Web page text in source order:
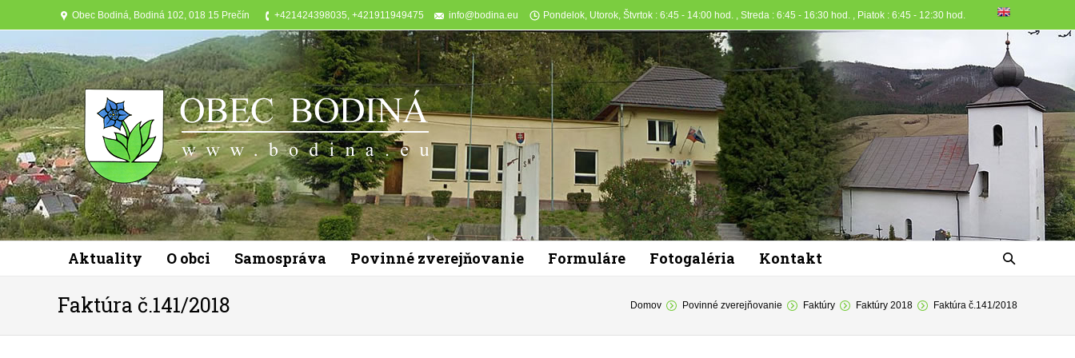
Obec Bodiná, Bodiná 102, 018 15 Prečín +421424398035, +421911949475 info@bodina.eu Pondelok, Utorok, Štvrtok : 6:45 - 14:00 hod. , Streda : 6:45 - 16:30 hod. , Piatok : 6:45 - 12:30 hod.
Aktuality O obci Samospráva Povinné zverejňovanie Formuláre Fotogaléria Kontakt
Faktúra č.141/2018 Domov Povinné zverejňovanie Faktúry Faktúry 2018 Faktúra č.141/2018